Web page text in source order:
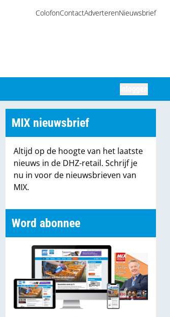
ColofonContactAdverterenNieuwsbrief
MIX nieuwsbrief
Altijd op de hoogte van het laatste
nieuws in de DHZ-retail. Schrijf je
nu in voor de nieuwsbrieven van
MIX.
Word abonnee